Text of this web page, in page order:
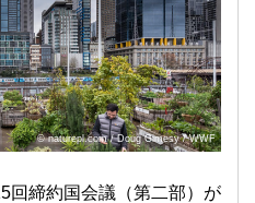
© naturepl.com / Doug Gimesy / WWF
回締約国会議（第二部）が